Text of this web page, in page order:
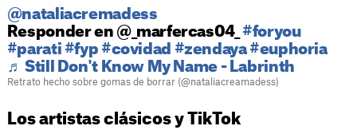
@nataliacremadess
Responder en @_marfercas04_ #foryou
#parati #fyp #covidad #zendaya #euphoria
♬ Still Don't Know My Name - Labrinth
Retrato hecho sobre gomas de borrar (@nataliacreamadess)
Los artistas clásicos y TikTok